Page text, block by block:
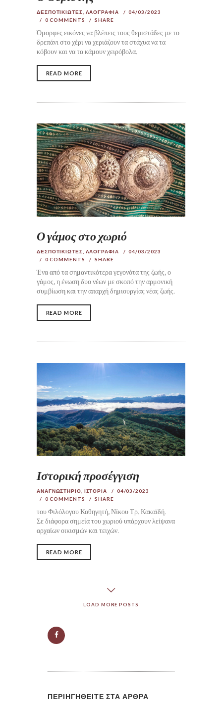
ΔΕΣΠΟΤΙΚΙΩΤΕΣ ΛΑΟΓΡΑΦΙΑ
04/03/2023
0 COMMENTS SHARE
Όμορφες εικόνες να βλέπεις τους θεριστάδες με το
δρεπάνι στο χέρι να χεριάζουν τα στάχυα να τα
κόβουν και να τα κάμουν χειρόβολα.
READ MORE
Ο γάμος στο χωριό
ΔΕΣΠΟΤΙΚΙΩΤΕΣ ΛΑΟΓΡΑΦΙΑ
04/03/2023
0 COMMENTS SHARE
Ένα από τα σημαντικότερα γεγονότα της ζωής, ο
γάμος, η ένωση δυο νέων με σκοπό την αρμονική
συμβίωση και την απαρχή δημιουργίας νέας ζωής.
READ MORE
Ιστορική προσέγγιση
ΑΝΑΓΝΩΣΤΗΡΙΟ ΙΣΤΟΡΙΑ
04/03/2023
0 COMMENTS SHARE
του Φιλόλογου Καθηγητή, Νίκου Τρ. Κακαϊδή.
Σε διάφορα σημεία του χωριού υπάρχουν λείψανα
αρχαίων οικισμών και τειχών.
READ MORE
LOAD MORE POSTS
ΠΕΡΙΗΓΗΘΕΙΤΕ ΣΤΑ ΑΡΘΡΑ